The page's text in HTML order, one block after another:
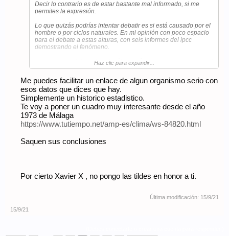
Decir lo contrario es de estar bastante mal informado, si me
permites la expresión.
Lo que quizás podrías intentar debatir es si está causado por el
hombre o por ciclos naturales. En mi opinión con poco espacio
para el debate a estas alturas, con seis informes del ipcc
demostrando el fenómeno.
La existencia del cambio climático, así como los efectos como el
incremento de CO2 atmosférico, la subida del nivel del mar, o
Señores, un poco de sentido común .. un poquillo..
Haz clic para expandir...
Me puedes facilitar un enlace de algun organismo serio con
esos datos que dices que hay.
Simplemente un historico estadistico.
Te voy a poner un cuadro muy interesante desde el año
1973 de Málaga
https://www.tutiempo.net/amp-es/clima/ws-84820.html
Saquen sus conclusiones
Por cierto Xavier X , no pongo las tildes en honor a ti.
Última modificación: 15/9/21
15/9/21